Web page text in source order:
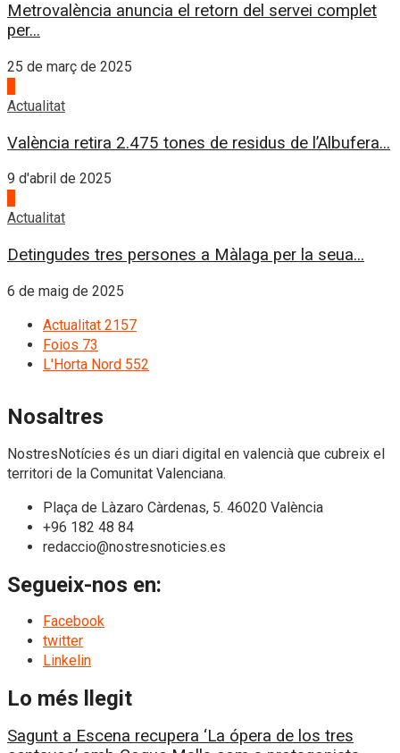
Metrovalència anuncia el retorn del servei complet
per...
25 de març de 2025
Actualitat
València retira 2.475 tones de residus de l’Albufera...
9 d'abril de 2025
Actualitat
Detingudes tres persones a Màlaga per la seua...
6 de maig de 2025
Actualitat 2157
Foios 73
L'Horta Nord 552
Nosaltres
NostresNotícies és un diari digital en valencià que cubreix el
territori de la Comunitat Valenciana.
Plaça de Làzaro Càrdenas, 5. 46020 València
+96 182 48 84
redaccio@nostresnoticies.es
Segueix-nos en:
Facebook
twitter
Linkelin
Lo més llegit
Sagunt a Escena recupera ‘La ópera de los tres